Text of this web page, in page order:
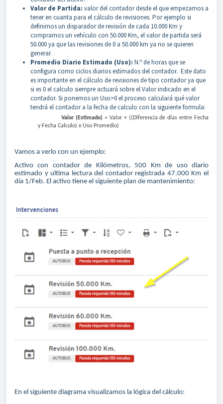
Valor de Partida: valor del contador desde el que empezamos a
tener en cuanta para el cálculo de revisiones. Por ejemplo si
definimos un disparador de revisión de cada 10.000 Km y
compramos un vehículo con 50.000 Km, el valor de partida será
50.000 ya que las revisiones de 0 a 50.000 km ya no se quieren
generar.
Promedio Diario Estimado (Uso): N.º de horas que se
configura como ciclos diarios estimados del contador. Este dato
es importante en el cálculo de revisiones de tipo contador ya que
si es 0 el calculo siempre actuará sobre el Valor indicado en el
contador. Si ponemos un Uso>0 el proceso calculará qué valor
tendrá el contador a la fecha de calculo con la siguiente formula:
Valor (Estimado) = Valor + ((Diferencia de días entre Fecha
y Fecha Calculo) x Uso Promedio)
Vamos a verlo con un ejemplo:
Activo con contador de Kilómetros, 500 Km de uso diario
estimado y ultima lectura del contador registrada 47.000 Km el
día 1/Feb. El activo tiene el siguiente plan de mantenimiento:
En el siguiente diagrama visualizamos la lógica del cálculo: